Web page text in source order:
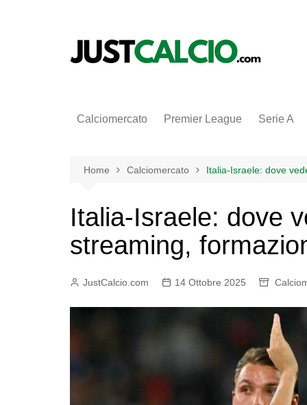
Calciomercato Premier League Serie A
Home Calciomercato Italia-Israele: dove
Italia-Israele: dove
streaming,
JustCalcio.com 14 Ottobre 2025